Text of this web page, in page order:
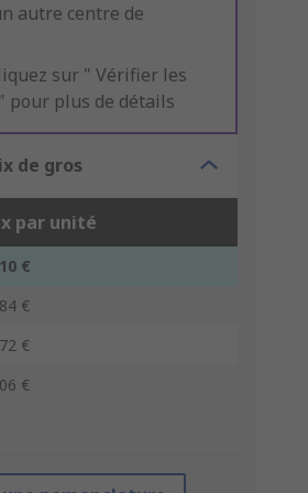
autre centre de
sur " Vérifier les
pour plus de détails
de gros
par unité
€
€
€
€